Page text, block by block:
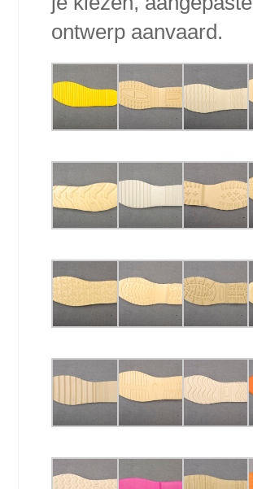
ontwerp aanvaard.